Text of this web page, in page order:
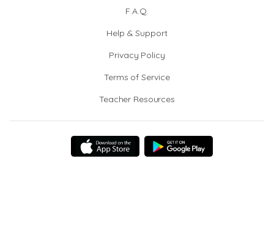
F.A.Q.
Help & Support
Privacy Policy
Terms of Service
Teacher Resources